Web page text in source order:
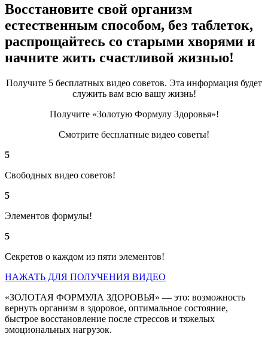
Восстановите свой организм
естественным способом, без таблеток,
распрощайтесь со старыми хворями и
начните жить счастливой жизнью!
Получите 5 бесплатных видео советов. Эта информация будет
служить вам всю вашу жизнь!
Получите «Золотую Формулу Здоровья»!
Смотрите бесплатные видео советы!
5
Свободных видео советов!
5
Элементов формулы!
5
Секретов о каждом из пяти элементов!
НАЖАТЬ ДЛЯ ПОЛУЧЕНИЯ ВИДЕО
«ЗОЛОТАЯ ФОРМУЛА ЗДОРОВЬЯ» — это: возможность
вернуть организм в здоровое, оптимальное состояние,
быстрое восстановление после стрессов и тяжелых
эмоциональных нагрузок.